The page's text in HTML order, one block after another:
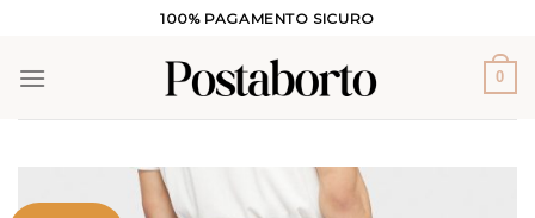
contenuti
100% PAGAMENTO SICURO
0